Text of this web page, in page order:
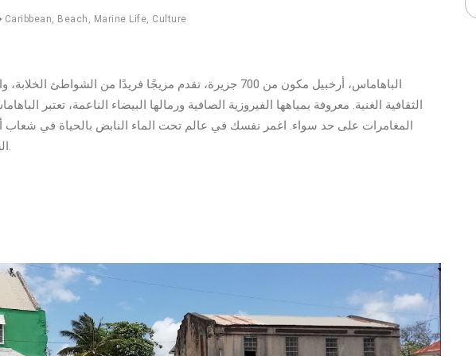
Caribbean Beach Marine Life Culture
الباهاماس، أرخبيل مكون من 700 جزيرة، تقدم مزيجًا فريدًا من
الثقافية الغنية. معروفة بمياهها الفيروزية الصافية ورمالها البيضاء الناعمة، تعتبر
المغامرات على حد سواء. اغمر نفسك في عالم تحت الماء النابض بالحياة في شعاب
الشواطئ الهادئة في إكزوم وناسو.